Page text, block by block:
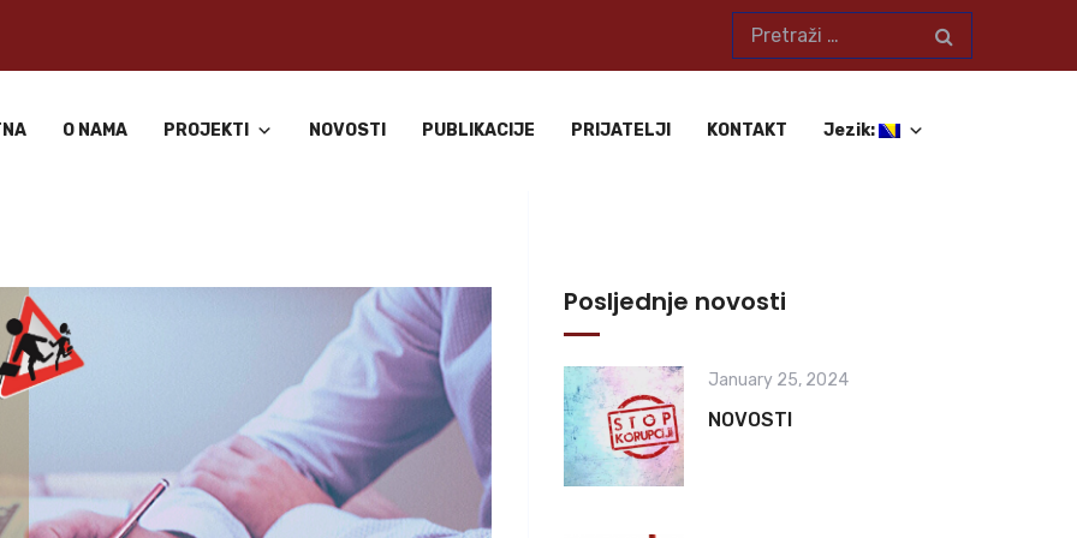
O NAMA PROJEKTI NOVOSTI PUBLIKACIJE PRIJATELJI KONTAKT Jezik:
Posljednje novosti
January 25, 2024
NOVOSTI